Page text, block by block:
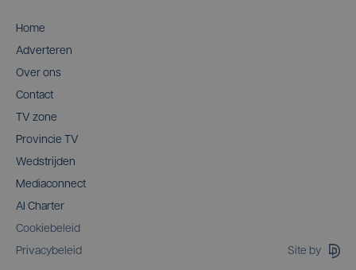
Home
Adverteren
Over ons
Contact
TV zone
Provincie TV
Wedstrijden
Mediaconnect
AI Charter
Cookiebeleid
Privacybeleid
Site by